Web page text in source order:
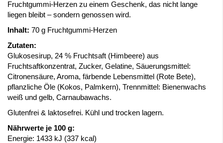
Fruchtgummi-Herzen zu einem Geschenk, das nicht lange
liegen bleibt – sondern genossen wird.
Inhalt: 70 g Fruchtgummi-Herzen
Zutaten:
Glukosesirup, 24 % Fruchtsaft (Himbeere) aus
Fruchtsaftkonzentrat, Zucker, Gelatine, Säuerungsmittel:
Citronensäure, Aroma, färbende Lebensmittel (Rote Bete),
pflanzliche Öle (Kokos, Palmkern), Trennmittel: Bienenwachs
weiß und gelb, Carnaubawachs.
Glutenfrei & laktosefrei. Kühl und trocken lagern.
Nährwerte je 100 g:
Energie: 1433 kJ (337 kcal)